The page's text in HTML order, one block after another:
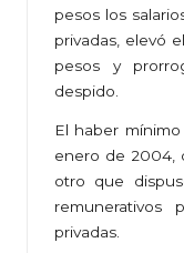
pesos los
privadas, elevó
pesos y
despido.
El haber
enero de 2004,
otro que
remunerativos
privadas.